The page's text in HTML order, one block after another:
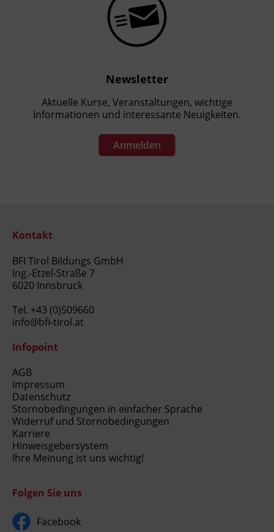
Newsletter
Aktuelle Kurse, Veranstaltungen, wichtige
Informationen und interessante Neuigkeiten.
Anmelden
Kontakt
BFI Tirol Bildungs GmbH
Ing.-Etzel-Straße 7
6020 Innsbruck
Tel. +43 (0)509660
info@bfi-tirol.at
Infopoint
AGB
Impressum
Datenschutz
Stornobedingungen in einfacher Sprache
Widerruf und Stornobedingungen
Karriere
Hinweisgebersystem
Ihre Meinung ist uns wichtig!
Folgen Sie uns
Facebook